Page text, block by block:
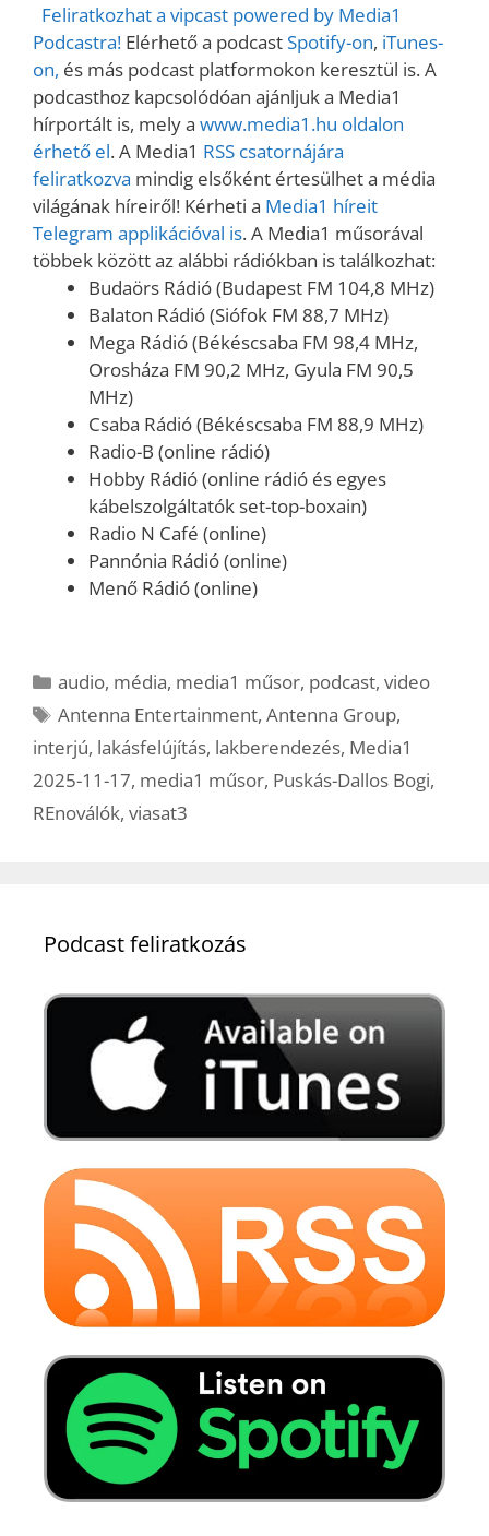
Feliratkozhat a vipcast powered by Media1
Podcastra! Elérhető a podcastSpotify-on, iTunes-
on, és más podcast platformokon keresztül is. A
podcasthoz kapcsolódóan ajánljuk a Media1
hírportált is, mely a www.media1.hu oldalon
érhető el. A Media1 RSS csatornájára
feliratkozva mindig elsőként értesülhet a média
világának híreiről! Kérheti a Media1 híreit
Telegram applikációval is. A Media1 műsorával
többek között az alábbi rádiókban is találkozhat:
Budaörs Rádió (Budapest FM 104,8 MHz)
Balaton Rádió (Siófok FM 88,7 MHz)
Mega Rádió (Békéscsaba FM 98,4 MHz,
Orosháza FM 90,2 MHz, Gyula FM 90,5
MHz)
Csaba Rádió (Békéscsaba FM 88,9 MHz)
Radio-B (online rádió)
Hobby Rádió (online rádió és egyes
kábelszolgáltatók set-top-boxain)
Radio N Café (online)
Pannónia Rádió (online)
Menő Rádió (online)
Kategória
audio, média, media1 műsor, podcast,video
Címkék
Antenna Entertainment,Antenna Group,
interjú, lakásfelújítás, lakberendezés, Media1
2025-11-17, media1 műsor, Puskás-Dallos Bogi,
REnoválók, viasat3
Podcast feliratkozás